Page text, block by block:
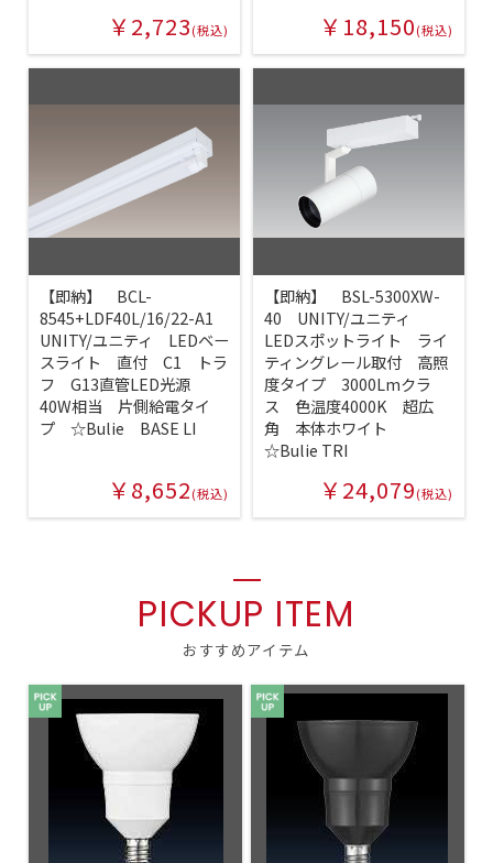
￥2,723(税込) ￥18,150(税込)
【即納】 BCL-
8545+LDF40L/16/22-A1
UNITY/ユニティ LEDベー
スライト 直付 C1 トラ
フ G13直管LED光源
40W相当 片側給電タイ
プ ☆Bulie BASE LI
￥8,652(税込)
【即納】 BSL-5300XW-
40 UNITY/ユニティ
LEDスポットライト ライ
ティングレール取付 高照
度タイプ 3000Lmクラ
ス 色温度4000K 超広
角 本体ホワイト
☆Bulie TRI
￥24,079(税込)
PICKUP ITEM